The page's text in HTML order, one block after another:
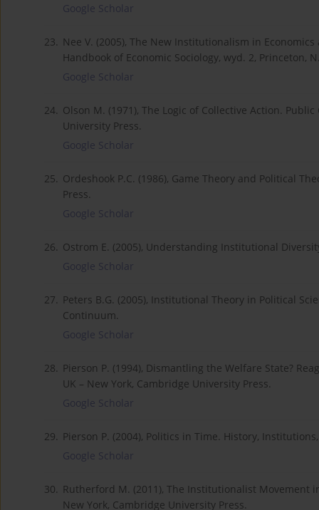
Google Scholar
23. Nee V. (2005), The New Institutionalism in
Handbook of Economic Sociology, wyd. 2, Princeton,
Google Scholar
24. Olson M. (1971), The Logic of Collective Action.
University Press.
Google Scholar
25. Ordeshook P.C. (1986), Game Theory and Political
Press.
Google Scholar
26. Ostrom E. (2005), Understanding Institutional
Google Scholar
27. Peters B.G. (2005), Institutional Theory in Political
Continuum.
Google Scholar
28. Pierson P. (1994), Dismantling the Welfare State?
UK – New York, Cambridge University Press.
Google Scholar
29. Pierson P. (2004), Politics in Time. History,
Google Scholar
30. Rutherford M. (2011), The Institutionalist Movement
New York, Cambridge University Press.